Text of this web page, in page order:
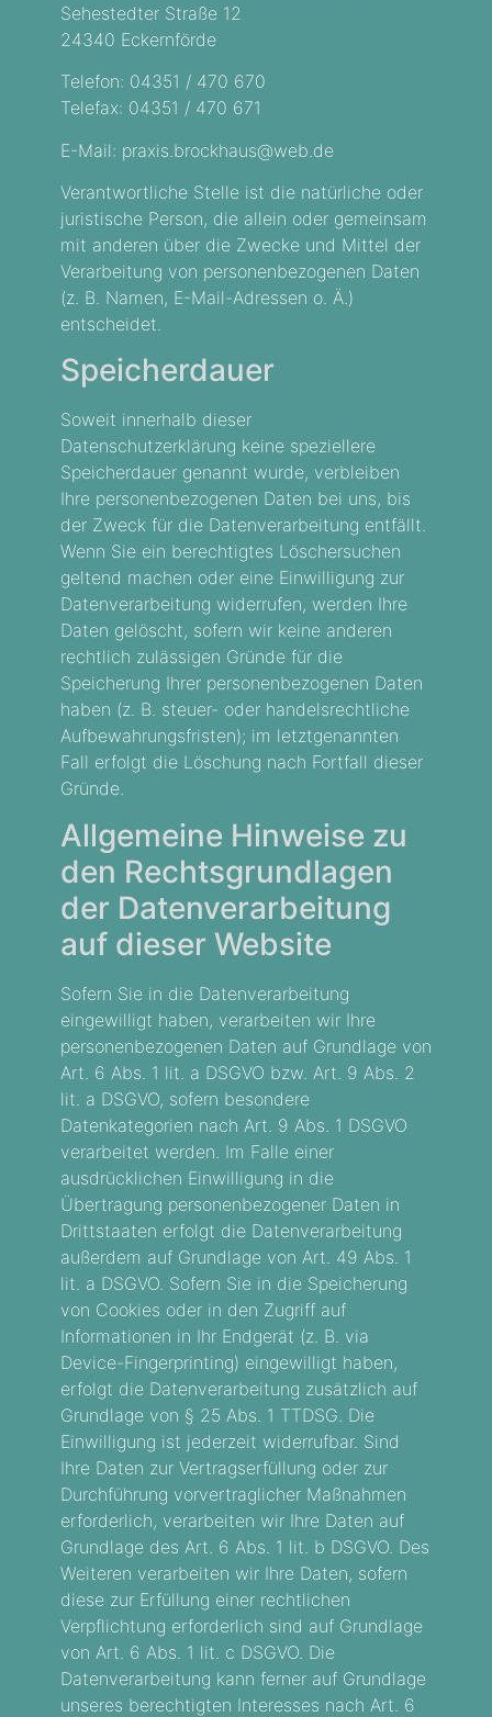
Sehestedter Straße 12
24340 Eckernförde
Telefon: 04351 / 470 670
Telefax: 04351 / 470 671
E-Mail: praxis.brockhaus@web.de
Verantwortliche Stelle ist die natürliche oder
juristische Person, die allein oder gemeinsam
mit anderen über die Zwecke und Mittel der
Verarbeitung von personenbezogenen Daten
(z. B. Namen, E-Mail-Adressen o. Ä.)
entscheidet.
Speicherdauer
Soweit innerhalb dieser
Datenschutzerklärung keine speziellere
Speicherdauer genannt wurde, verbleiben
Ihre personenbezogenen Daten bei uns, bis
der Zweck für die Datenverarbeitung entfällt.
Wenn Sie ein berechtigtes Löschersuchen
geltend machen oder eine Einwilligung zur
Datenverarbeitung widerrufen, werden Ihre
Daten gelöscht, sofern wir keine anderen
rechtlich zulässigen Gründe für die
Speicherung Ihrer personenbezogenen Daten
haben (z. B. steuer- oder handelsrechtliche
Aufbewahrungsfristen); im letztgenannten
Fall erfolgt die Löschung nach Fortfall dieser
Gründe.
Allgemeine Hinweise zu
den Rechtsgrundlagen
der Datenverarbeitung
auf dieser Website
Sofern Sie in die Datenverarbeitung
eingewilligt haben, verarbeiten wir Ihre
personenbezogenen Daten auf Grundlage von
Art. 6 Abs. 1 lit. a DSGVO bzw. Art. 9 Abs. 2
lit. a DSGVO, sofern besondere
Datenkategorien nach Art. 9 Abs. 1 DSGVO
verarbeitet werden. Im Falle einer
ausdrücklichen Einwilligung in die
Übertragung personenbezogener Daten in
Drittstaaten erfolgt die Datenverarbeitung
außerdem auf Grundlage von Art. 49 Abs. 1
lit. a DSGVO. Sofern Sie in die Speicherung
von Cookies oder in den Zugriff auf
Informationen in Ihr Endgerät (z. B. via
Device-Fingerprinting) eingewilligt haben,
erfolgt die Datenverarbeitung zusätzlich auf
Grundlage von § 25 Abs. 1 TTDSG. Die
Einwilligung ist jederzeit widerrufbar. Sind
Ihre Daten zur Vertragserfüllung oder zur
Durchführung vorvertraglicher Maßnahmen
erforderlich, verarbeiten wir Ihre Daten auf
Grundlage des Art. 6 Abs. 1 lit. b DSGVO. Des
Weiteren verarbeiten wir Ihre Daten, sofern
diese zur Erfüllung einer rechtlichen
Verpflichtung erforderlich sind auf Grundlage
von Art. 6 Abs. 1 lit. c DSGVO. Die
Datenverarbeitung kann ferner auf Grundlage
unseres berechtigten Interesses nach Art. 6